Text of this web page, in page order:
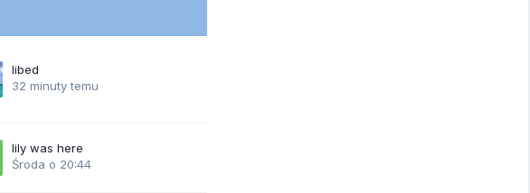
libed
32 minuty temu
lily was here
Środa o 20:44